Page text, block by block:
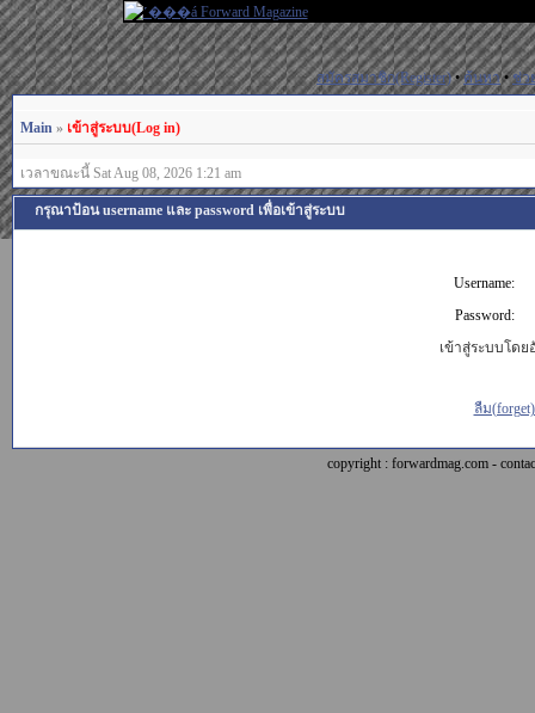
สมัครสมาชิก(Register)•ค้นหา•ช่ว
Main » เข้าสู่ระบบ(Log in)
เวลาขณะนี้ Sat Aug 08, 2026 1:21 am
กรุณาป้อน username และ password เพื่อเข้าสู่ระบบ
Username:
Password:
เข้าสู่ระบบโดย
ลืม
copyright : forwardmag.com -